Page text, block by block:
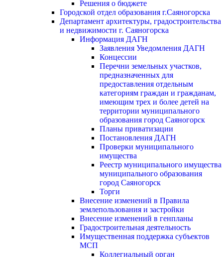
Решения о бюджете
Городской отдел образования г.Саяногорска
Департамент архитектуры, градостроительства
и недвижимости г. Саяногорска
Информация ДАГН
Заявления Уведомления ДАГН
Концессии
Перечни земельных участков,
предназначенных для
предоставления отдельным
категориям граждан и гражданам,
имеющим трех и более детей на
территории муниципального
образования город Саяногорск
Планы приватизации
Постановления ДАГН
Проверки муниципального
имущества
Реестр муниципального имущества
муниципального образования
город Саяногорск
Торги
Внесение изменений в Правила
землепользования и застройки
Внесение изменений в генпланы
Градостроительная деятельность
Имущественная поддержка субъектов
МСП
Коллегиальный орган